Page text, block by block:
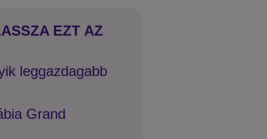
EZT AZ
leggazdagabb
Grand